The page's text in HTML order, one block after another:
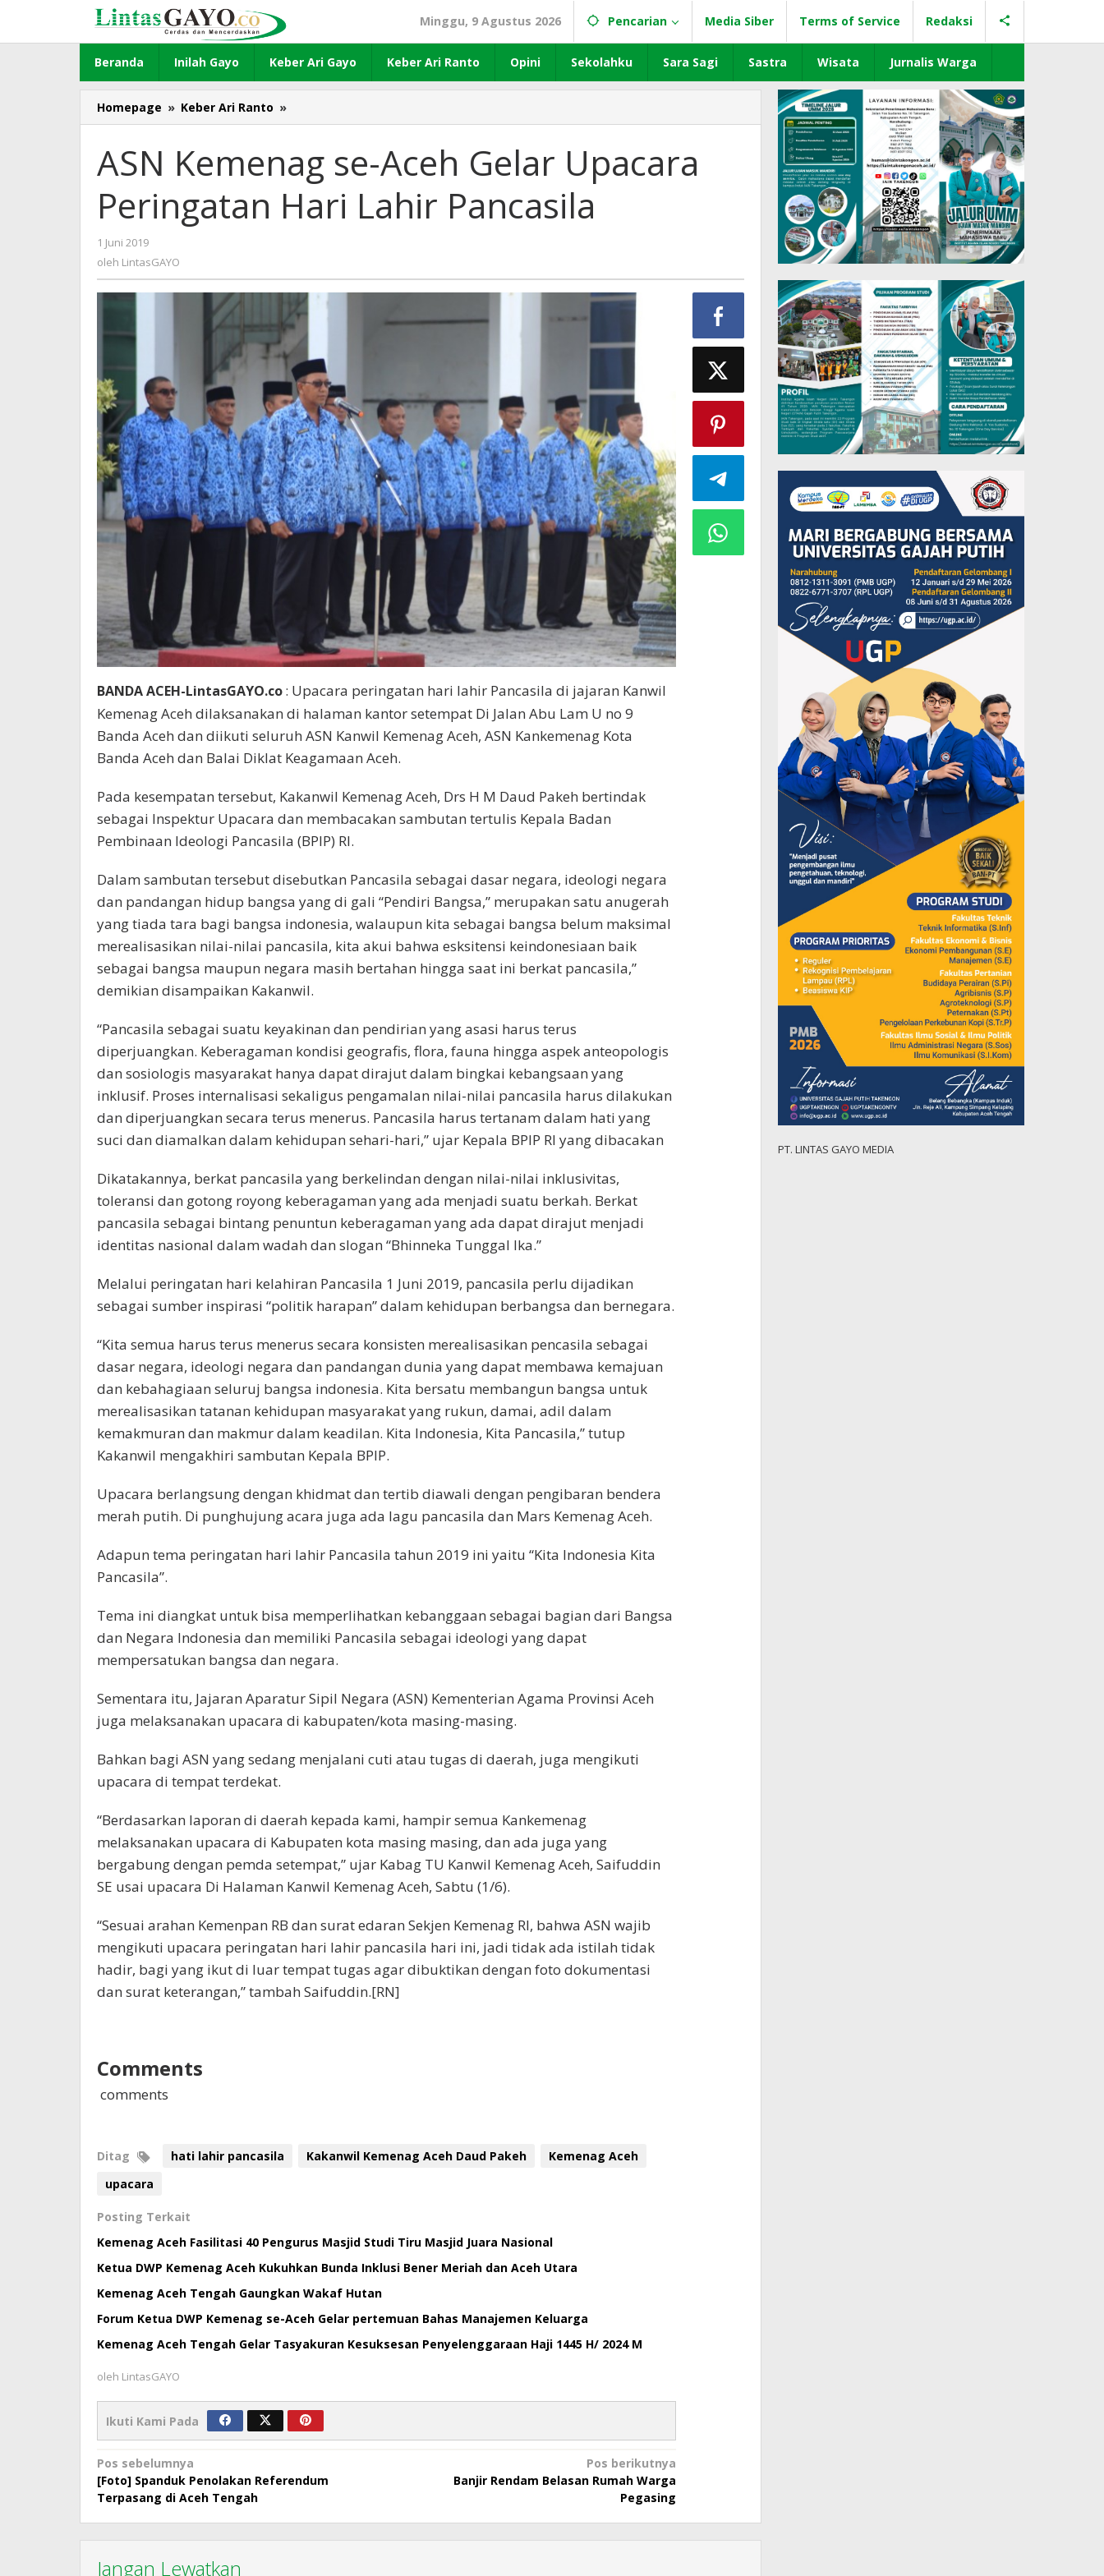
konten
Minggu, 9 Agustus 2026 Pencarian Media Siber Terms of Service Redaksi
Beranda Inilah Gayo Keber Ari Gayo Keber Ari Ranto Opini Sekolahku Sara Sagi Sastra Wisata Jurnalis Warga
Homepage » Keber Ari Ranto »
Kemenag
Aceh
Gelar
Upacara
Peringatan
ASN Kemenag se-Aceh Gelar Upacara
Peringatan Hari Lahir Pancasila
1 Juni 2019
LintasGAYO
oleh LintasGAYO
BANDA ACEH-LintasGAYO.co: Upacara peringatan hari lahir Pancasila di jajaran Kanwil
Kemenag Aceh dilaksanakan di halaman kantor setempat Di Jalan Abu Lam U no 9
Banda Aceh dan diikuti seluruh ASN Kanwil Kemenag Aceh, ASN Kankemenag Kota
Banda Aceh dan Balai Diklat Keagamaan Aceh.
Pada kesempatan tersebut, Kakanwil Kemenag Aceh, Drs H M Daud Pakeh bertindak
sebagai Inspektur Upacara dan membacakan sambutan tertulis Kepala Badan
Pembinaan Ideologi Pancasila (BPIP) RI.
Dalam sambutan tersebut disebutkan Pancasila sebagai dasar negara, ideologi negara
dan pandangan hidup bangsa yang di gali “Pendiri Bangsa,” merupakan satu anugerah
yang tiada tara bagi bangsa indonesia, walaupun kita sebagai bangsa belum maksimal
merealisasikan nilai-nilai pancasila, kita akui bahwa esksitensi keindonesiaan baik
sebagai bangsa maupun negara masih bertahan hingga saat ini berkat pancasila,”
demikian disampaikan Kakanwil.
“Pancasila sebagai suatu keyakinan dan pendirian yang asasi harus terus
diperjuangkan. Keberagaman kondisi geografis, flora, fauna hingga aspek anteopologis
dan sosiologis masyarakat hanya dapat dirajut dalam bingkai kebangsaan yang
inklusif. Proses internalisasi sekaligus pengamalan nilai-nilai pancasila harus dilakukan
dan diperjuangkan secara terus menerus. Pancasila harus tertanam dalam hati yang
suci dan diamalkan dalam kehidupan sehari-hari,” ujar Kepala BPIP RI yang dibacakan
Dikatakannya, berkat pancasila yang berkelindan dengan nilai-nilai inklusivitas,
toleransi dan gotong royong keberagaman yang ada menjadi suatu berkah. Berkat
pancasila sebagai bintang penuntun keberagaman yang ada dapat dirajut menjadi
identitas nasional dalam wadah dan slogan “Bhinneka Tunggal Ika.”
Melalui peringatan hari kelahiran Pancasila 1 Juni 2019, pancasila perlu dijadikan
sebagai sumber inspirasi “politik harapan” dalam kehidupan berbangsa dan bernegara.
“Kita semua harus terus menerus secara konsisten merealisasikan pencasila sebagai
dasar negara, ideologi negara dan pandangan dunia yang dapat membawa kemajuan
dan kebahagiaan seluruj bangsa indonesia. Kita bersatu membangun bangsa untuk
merealisasikan tatanan kehidupan masyarakat yang rukun, damai, adil dalam
kemakmuran dan makmur dalam keadilan. Kita Indonesia, Kita Pancasila,” tutup
Kakanwil mengakhiri sambutan Kepala BPIP.
Upacara berlangsung dengan khidmat dan tertib diawali dengan pengibaran bendera
merah putih. Di punghujung acara juga ada lagu pancasila dan Mars Kemenag Aceh.
Adapun tema peringatan hari lahir Pancasila tahun 2019 ini yaitu “Kita Indonesia Kita
Pancasila”.
Tema ini diangkat untuk bisa memperlihatkan kebanggaan sebagai bagian dari Bangsa
dan Negara Indonesia dan memiliki Pancasila sebagai ideologi yang dapat
mempersatukan bangsa dan negara.
Sementara itu, Jajaran Aparatur Sipil Negara (ASN) Kementerian Agama Provinsi Aceh
juga melaksanakan upacara di kabupaten/kota masing-masing.
Bahkan bagi ASN yang sedang menjalani cuti atau tugas di daerah, juga mengikuti
upacara di tempat terdekat.
“Berdasarkan laporan di daerah kepada kami, hampir semua Kankemenag
melaksanakan upacara di Kabupaten kota masing masing, dan ada juga yang
bergabung dengan pemda setempat,” ujar Kabag TU Kanwil Kemenag Aceh, Saifuddin
SE usai upacara Di Halaman Kanwil Kemenag Aceh, Sabtu (1/6).
“Sesuai arahan Kemenpan RB dan surat edaran Sekjen Kemenag RI, bahwa ASN wajib
mengikuti upacara peringatan hari lahir pancasila hari ini, jadi tidak ada istilah tidak
hadir, bagi yang ikut di luar tempat tugas agar dibuktikan dengan foto dokumentasi
dan surat keterangan,” tambah Saifuddin.[RN]
Comments
comments
Ditag hati lahir pancasila Kakanwil Kemenag Aceh Daud Pakeh
Kemenag Aceh
upacara
Posting Terkait
Kemenag Aceh Fasilitasi 40 Pengurus Masjid Studi Tiru Masjid Juara Nasional
Ketua DWP Kemenag Aceh Kukuhkan Bunda Inklusi Bener Meriah dan Aceh Utara
Kemenag Aceh Tengah Gaungkan Wakaf Hutan
Forum Ketua DWP Kemenag se-Aceh Gelar pertemuan Bahas Manajemen Keluarga
Kemenag Aceh Tengah Gelar Tasyakuran Kesuksesan Penyelenggaraan Haji 1445 H/ 2024 M
oleh LintasGAYO
Ikuti Kami Pada
Navigasi
pos
Pos sebelumnya
[Foto] Spanduk Penolakan Referendum
Terpasang di Aceh Tengah
Pos berikutnya
Banjir Rendam Belasan Rumah Warga
Pegasing
Jangan Lewatkan
PT. LINTAS GAYO MEDIA